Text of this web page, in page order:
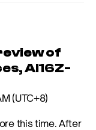
of
AI16Z-
(UTC+8)
this time. After